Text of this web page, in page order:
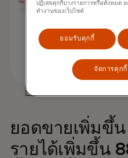
ยอดขายเพิ่มขึ้
รายได้เพิ่มขึ้น
ปฏิเสธคุกกี้บางรายการหรือทั้งหมด
ทำงานของเว็บไซต์
ยอมรับคุกกี้
จัดการคุกกี้